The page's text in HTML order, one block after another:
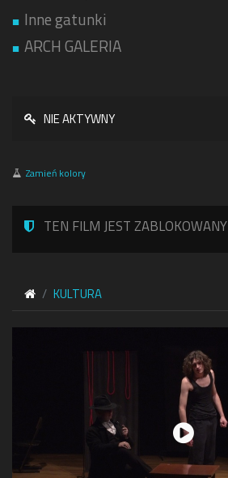
Inne gatunki
ARCH GALERIA
NIE AKTYWNY
Zamień kolory
TEN FILM JEST ZABLOKOWANY
KULTURA